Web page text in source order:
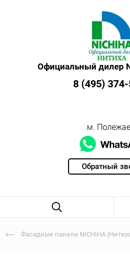
Обратный
Официальный дилер
8 (495)
м.
Фасадные панели NICHIHA